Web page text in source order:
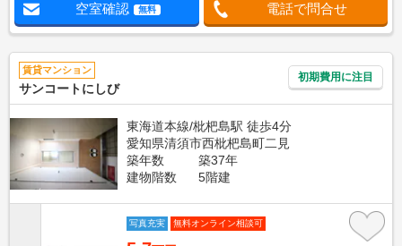
空室確認 無料 電話で問合せ
賃貸マンション
サンコートにしび
初期費用に注目
東海道本線/枇杷島駅 徒歩4分
愛知県清須市西枇杷島町二見
築年数
築37年
建物階数
5階建
写真充実 無料オンライン相談可